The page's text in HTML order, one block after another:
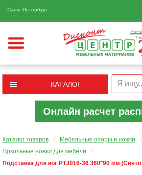
Санкт-Петербург
КАТАЛОГ
Онлайн расчет
Каталог товаров / Мебельные опоры и ножки
/
Цокольные ножки для мебели
/
Подставка для ног PTJ016-36 360*90 мм